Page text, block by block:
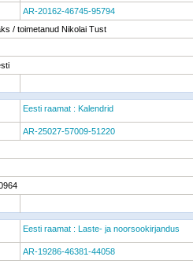
AR-20162-46745-95794
/ toimetanud Nikolai Tust
Eesti raamat : Kalendrid
AR-25027-57009-51220
Eesti raamat : Laste- ja noorsookirjandus
AR-19286-46381-44058